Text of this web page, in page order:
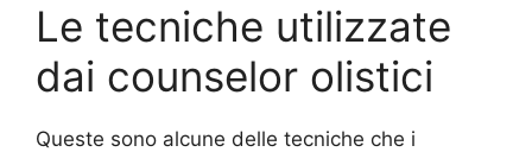
Le tecniche utilizzate
dai counselor olistici
Queste sono alcune delle tecniche che i